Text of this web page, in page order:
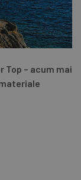
Top – acum mai